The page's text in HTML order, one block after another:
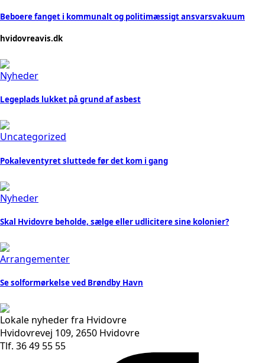
Beboere fanget i kommunalt og politimæssigt ansvarsvakuum
hvidovreavis.dk
Nyheder
Legeplads lukket på grund af asbest
Uncategorized
Pokaleventyret sluttede før det kom i gang
Nyheder
Skal Hvidovre beholde, sælge eller udlicitere sine kolonier?
Arrangementer
Se solformørkelse ved Brøndby Havn
Lokale nyheder fra Hvidovre
Hvidovrevej 109, 2650 Hvidovre
Tlf. 36 49 55 55